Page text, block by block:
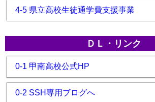
4-5 県立高校生徒通学費支援事業
ＤＬ・リンク
0-1 甲南高校公式HP
0-2 SSH専用ブログへ